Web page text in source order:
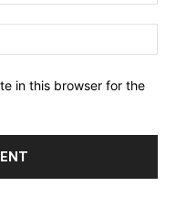
in this browser for the